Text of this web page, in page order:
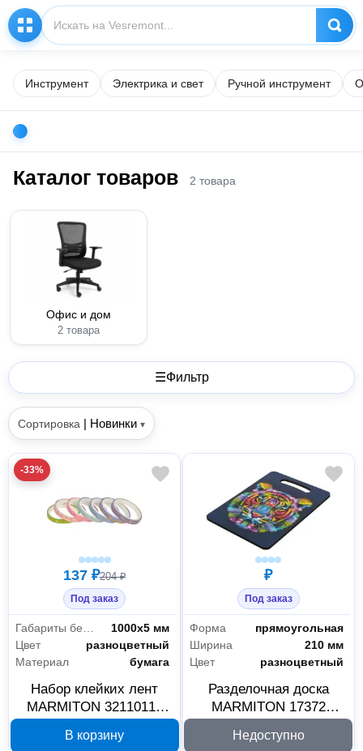
Инструмент Электрика и свет Ручной инструмент
Каталог товаров 2 товара
Офис и дом
2 товара
☰Фильтр
Сортировка | Новинки ▾
-33%
137 ₽204 ₽
Под заказ
1000х5 мм
Цвет
разноцветный
Материал
бумага
Набор клейких лент
MARMITON 32110110
0,5 см x 1 м, 7 шт
В корзину
₽
Под заказ
Форма
прямоугольная
Ширина
210 мм
Цвет
разноцветный
Разделочная доска
MARMITON 17372
см
Недоступно